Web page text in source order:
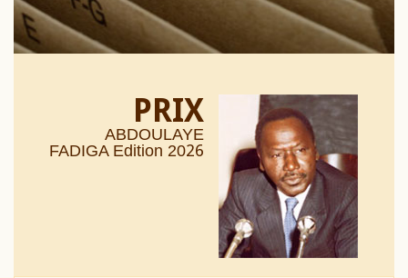
PRIX
ABDOULAYE
FADIGA Edition 2026